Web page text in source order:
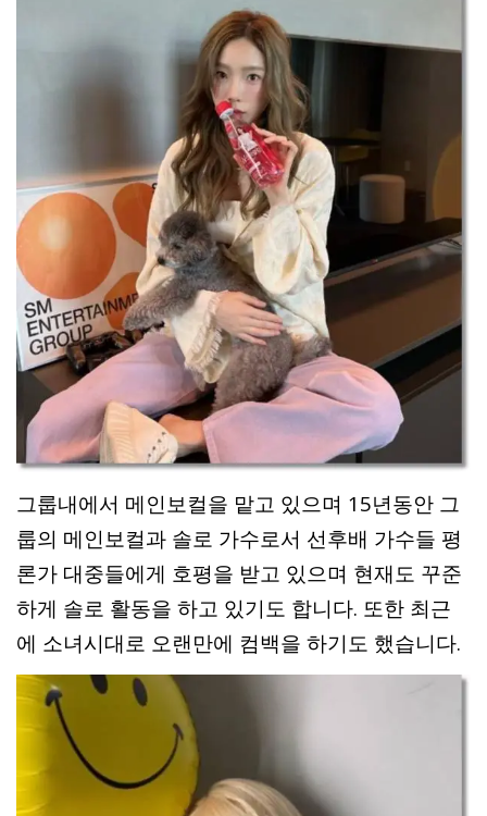
그룹내에서 메인보컬을 맡고 있으며 15년동안 그
룹의 메인보컬과 솔로 가수로서 선후배 가수들 평
론가 대중들에게 호평을 받고 있으며 현재도 꾸준
하게 솔로 활동을 하고 있기도 합니다. 또한 최근
에 소녀시대로 오랜만에 컴백을 하기도 했습니다.